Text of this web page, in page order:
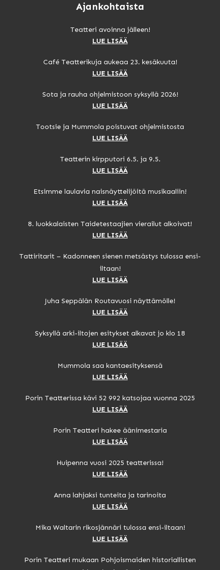
Ajankohtaista
Teatteri avoinna jälleen!
LUE LISÄÄ
Café Teatterikuja aukeaa 23. kesäkuuta!
LUE LISÄÄ
Sota ja rauha ohjelmistoon syksyllä 2026!
LUE LISÄÄ
Tootsie ja Mummola poistuvat ohjelmistosta
LUE LISÄÄ
Teatterin kirpputori 6.5. ja 9.5.
LUE LISÄÄ
Etsimme laulavia naisnäyttelijöitä musikaaliin!
LUE LISÄÄ
8. luokkalaisten Taidetestaajien vierailut alkoivat!
LUE LISÄÄ
Tattiritarit – Kadonneen sienen metsästys tulossa ensi-
iltaan!
LUE LISÄÄ
Juha Seppälän Routavuosi näyttämölle!
LUE LISÄÄ
Syksyllä arki-iltojen esitykset alkavat jo klo 18
LUE LISÄÄ
Mummola saa kantaesityksensä
LUE LISÄÄ
Porin Teatterissa kävi 52 992 katsojaa vuonna 2025
LUE LISÄÄ
Porin Teatteri hakee äänimestaria
LUE LISÄÄ
Huipenna vuosi 2025 teatterissa!
LUE LISÄÄ
Anna lahjaksi tunteita ja tarinoita
LUE LISÄÄ
Mika Waltarin rikosjännäri tulossa ensi-iltaan!
LUE LISÄÄ
Porin Teatteri mukaan Pohjoismaiden historiallisten